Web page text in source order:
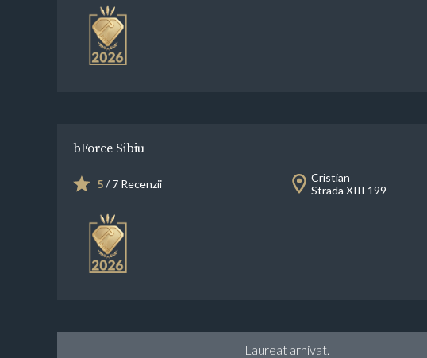
bForce Sibiu
5/ 7 Recenzii
Cristian
Strada XIII 199
Laureat arhivat.